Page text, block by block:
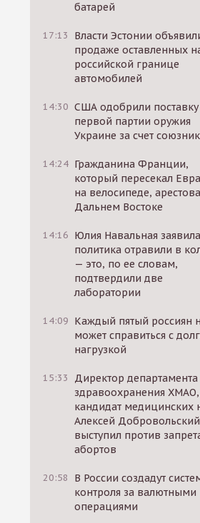
батарей
17:13
Власти Эстонии
продаже оставленных
российской границе
автомобилей
14:30 США одобрили поставку
первой партии оружия
Украине за счет
14:24 Гражданина Франции,
который пересекал
на велосипеде,
Дальнем Востоке
14:16 Юлия Навальная
политика отравили в
— это, по ее словам,
подтвердили две
лаборатории
14:09 Каждый пятый россиян
может справиться с
нагрузкой
15:33
Директор департамента
здравоохранения ХМАО,
кандидат медицинских
Алексей Добровольский
выступил против
абортов
20:58
В России создадут
контроля за валютными
операциями